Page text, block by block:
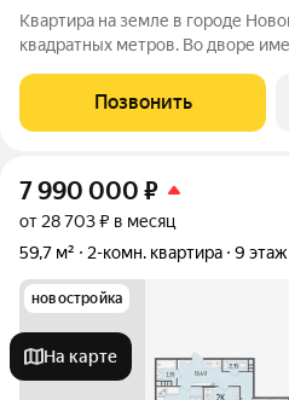
Квартира на земле в городе
квадратных метров. Во дворе
проходные комнаты,
доступности от Вас есть:
Позвонить
7 990 000 ₽
от 28 703 ₽ в месяц
59,7 м²
2-комн. квартира 9 этаж
новостройка
На карте